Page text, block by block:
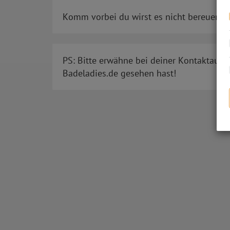
Komm vorbei du wirst es nicht bereuen!
PS: Bitte erwähne bei deiner
Badeladies.de gesehen hast!